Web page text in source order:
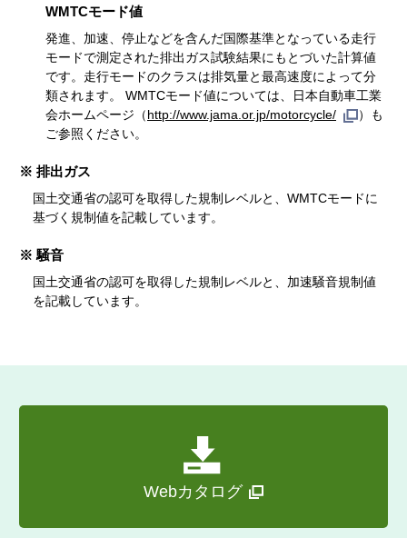
WMTCモード値
発進、加速、停止などを含んだ国際基準となっている走行
モードで測定された排出ガス試験結果にもとづいた計算値
です。走行モードのクラスは排気量と最高速度によって分
類されます。 WMTCモード値については、日本自動車工業
会ホームページ（http://www.jama.or.jp/motorcycle/
）も
ご参照ください。
※ 排出ガス
国土交通省の認可を取得した規制レベルと、WMTCモードに
基づく規制値を記載しています。
※ 騒音
国土交通省の認可を取得した規制レベルと、加速騒音規制値
を記載しています。
Webカタログ